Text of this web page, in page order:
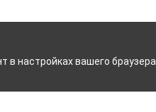
настройках вашего браузера.